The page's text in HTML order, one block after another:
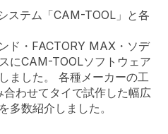
ステム「CAM-TOOL」と各
ド・FACTORY MAX・ソデ
にCAM-TOOLソフトウェア
ました。 各種メーカーの工
わせてタイで試作した幅広
多数紹介しました。